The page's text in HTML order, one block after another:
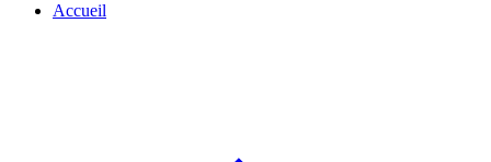
Accueil